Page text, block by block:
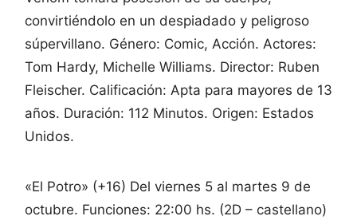
convirtiéndolo en un despiadado y peligroso
súpervillano. Género: Comic, Acción. Actores:
Tom Hardy, Michelle Williams. Director: Ruben
Fleischer. Calificación: Apta para mayores de 13
años. Duración: 112 Minutos. Origen: Estados
Unidos.
«El Potro» (+16) Del viernes 5 al martes 9 de
octubre. Funciones: 22:00 hs. (2D – castellano)